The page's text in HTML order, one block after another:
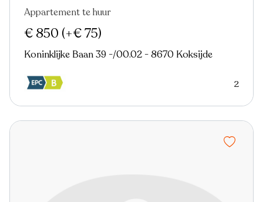
Appartement te huur
€ 850 (+€ 75)
Koninklijke Baan 39 -/00.02 - 8670 Koksijde
2